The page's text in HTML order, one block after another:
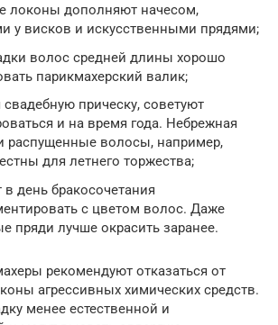
локоны дополняют начесом,
у висков и искусственными прядями;
волос средней длины хорошо
парикмахерский валик;
прическу, советуют
и на время года. Небрежная
распущенные волосы, например,
для летнего торжества;
в день бракосочетания
с цветом волос. Даже
пряди лучше окрасить заранее.
рекомендуют отказаться от
агрессивных химических средств.
менее естественной и